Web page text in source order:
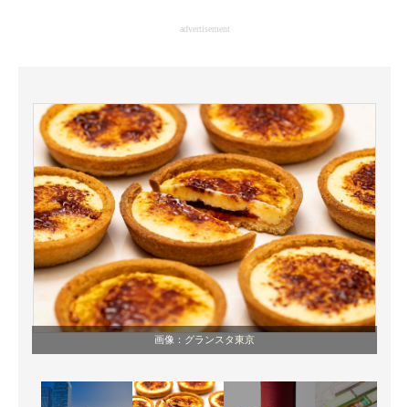
モノづくり技術者専門サイト
エレクトロニクス専門サイト
電子設計の基本と応用
エネルギーの専門メディア
建設×テクノロジーの最前線
ちょっと気になるネットの話題
advertisement
画像： グランスタ東京